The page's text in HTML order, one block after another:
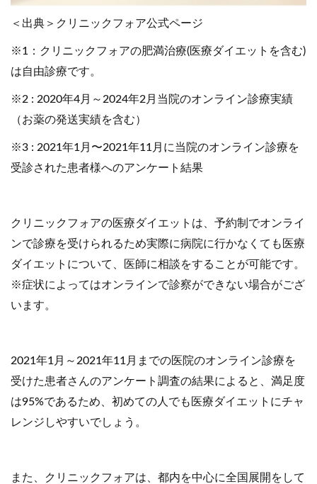
＜出典＞クリニックフォア公式ページ
※1：クリニックフォアの肥満治療(医療ダイエットを含む)
は自由診療です。
※2 : 2020年4月～2024年2月当院のオンライン診療実績
（お薬の発送実績を含む）
※3 : 2021年1月〜2021年11月に当院のオンライン診療を
受診された患者様へのアンケート結果
クリニックフォアの医療ダイエットは、予約制でオンライ
ンで診療を受けられるため実際に病院に行かなくても医療
ダイエットについて、医師に相談をすることが可能です。
※症状によってはオンラインで診察ができない場合がござ
います。
2021年1月～2021年11月までの医院のオンライン診療を
受けた患者さんのアンケート調査の結果によると、満足度
は95%であるため、初めての人でも医療ダイエットにチャ
レンジしやすいでしょう。
また、クリニックフォアは、都内を中心に全国展開をして